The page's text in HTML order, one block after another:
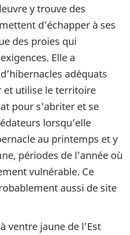
y trouve des
d’échapper à ses
des proies qui
Elle a
adéquats
et utilise le territoire
pour s’abriter et se
lorsqu’elle
au printemps et y
périodes de l’année où
vulnérable. Ce
aussi de site
ventre jaune de l’Est